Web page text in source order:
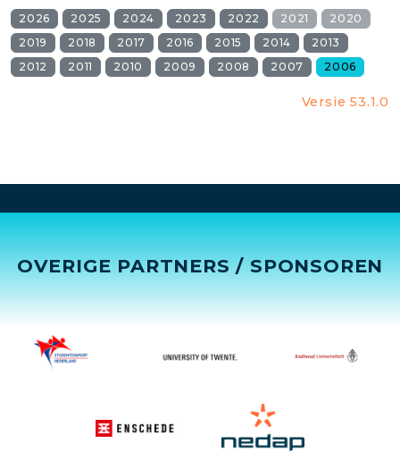
2026 2025 2024 2023 2022 2021
2020
2019
2018 2017 2016 2015 2014
2013
2012
2011 2010 2009 2008 2007 2006
Versie 53.1.0
OVERIGE PARTNERS / SPONSOREN